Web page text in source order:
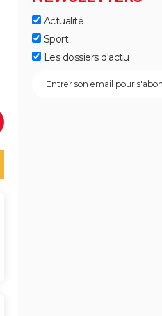
Actualité
Sport
Les dossiers d'actu